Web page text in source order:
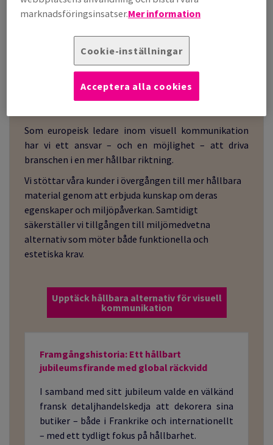
Som europeisk ledare inom visuell kommunikation
har vi ett ansvar – och en möjlighet – att driva
branschen i en mer hållbar riktning.
Vi stöttar våra kunder i övergången till mer hållbara
material genom att erbjuda kunskap om deras
egenskaper och miljöpåverkan. Samtidigt
säkerställer vi tillgången till miljömedvetna
alternativ som möter både funktionella och
estetiska krav.
Upptäck hållbara alternativ för visuell
kommunikation
Framgångshistoria: Ett hållbart
jubileumsfirande med global räckvidd
I samband med sitt jubileum valde en välkänd
fransk detaljhandelskedja att dekorera sina
butiker – både i Frankrike och internationellt
– med ett tydligt fokus på hållbarhet.
marknadsföringsinsatser.Mer information
Cookie-inställningar
Acceptera alla cookies